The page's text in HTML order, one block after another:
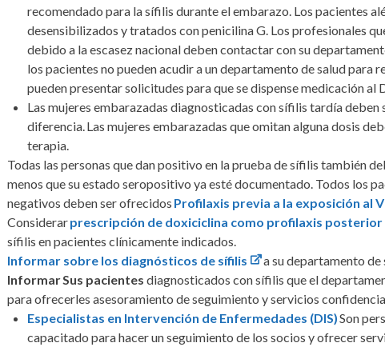
recomendado para la sífilis durante el embarazo. Los pacientes
desensibilizados y tratados con penicilina G. Los profesionales
debido a la escasez nacional deben contactar con su
los pacientes no pueden acudir a un departamento de salud
pueden presentar solicitudes para que se dispense medicación al
Las mujeres embarazadas diagnosticadas con sífilis tardía deben
diferencia. Las mujeres embarazadas que omitan alguna dosis
terapia.
Todas las personas que dan positivo en la prueba de sífilis también
menos que su estado seropositivo ya esté documentado. Todos los
negativos deben ser ofrecidos Profilaxis previa a la exposición al
Considerarprescripción de doxiciclina como profilaxis posterior
sífilis en pacientes clínicamente indicados.
Informar sobre los diagnósticos de sífilis
a su departamento de
InformarSus pacientes diagnosticados con sífilis que el
para ofrecerles asesoramiento de seguimiento y servicios
Especialistas en Intervención de Enfermedades (DIS)Son
capacitado para hacer un seguimiento de los socios y ofrecer